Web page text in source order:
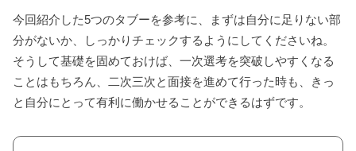
今回紹介した5つのタブーを参考に、まずは自分に足りない部
分がないか、しっかりチェックするようにしてくださいね。
そうして基礎を固めておけば、一次選考を突破しやすくなる
ことはもちろん、二次三次と面接を進めて行った時も、きっ
と自分にとって有利に働かせることができるはずです。